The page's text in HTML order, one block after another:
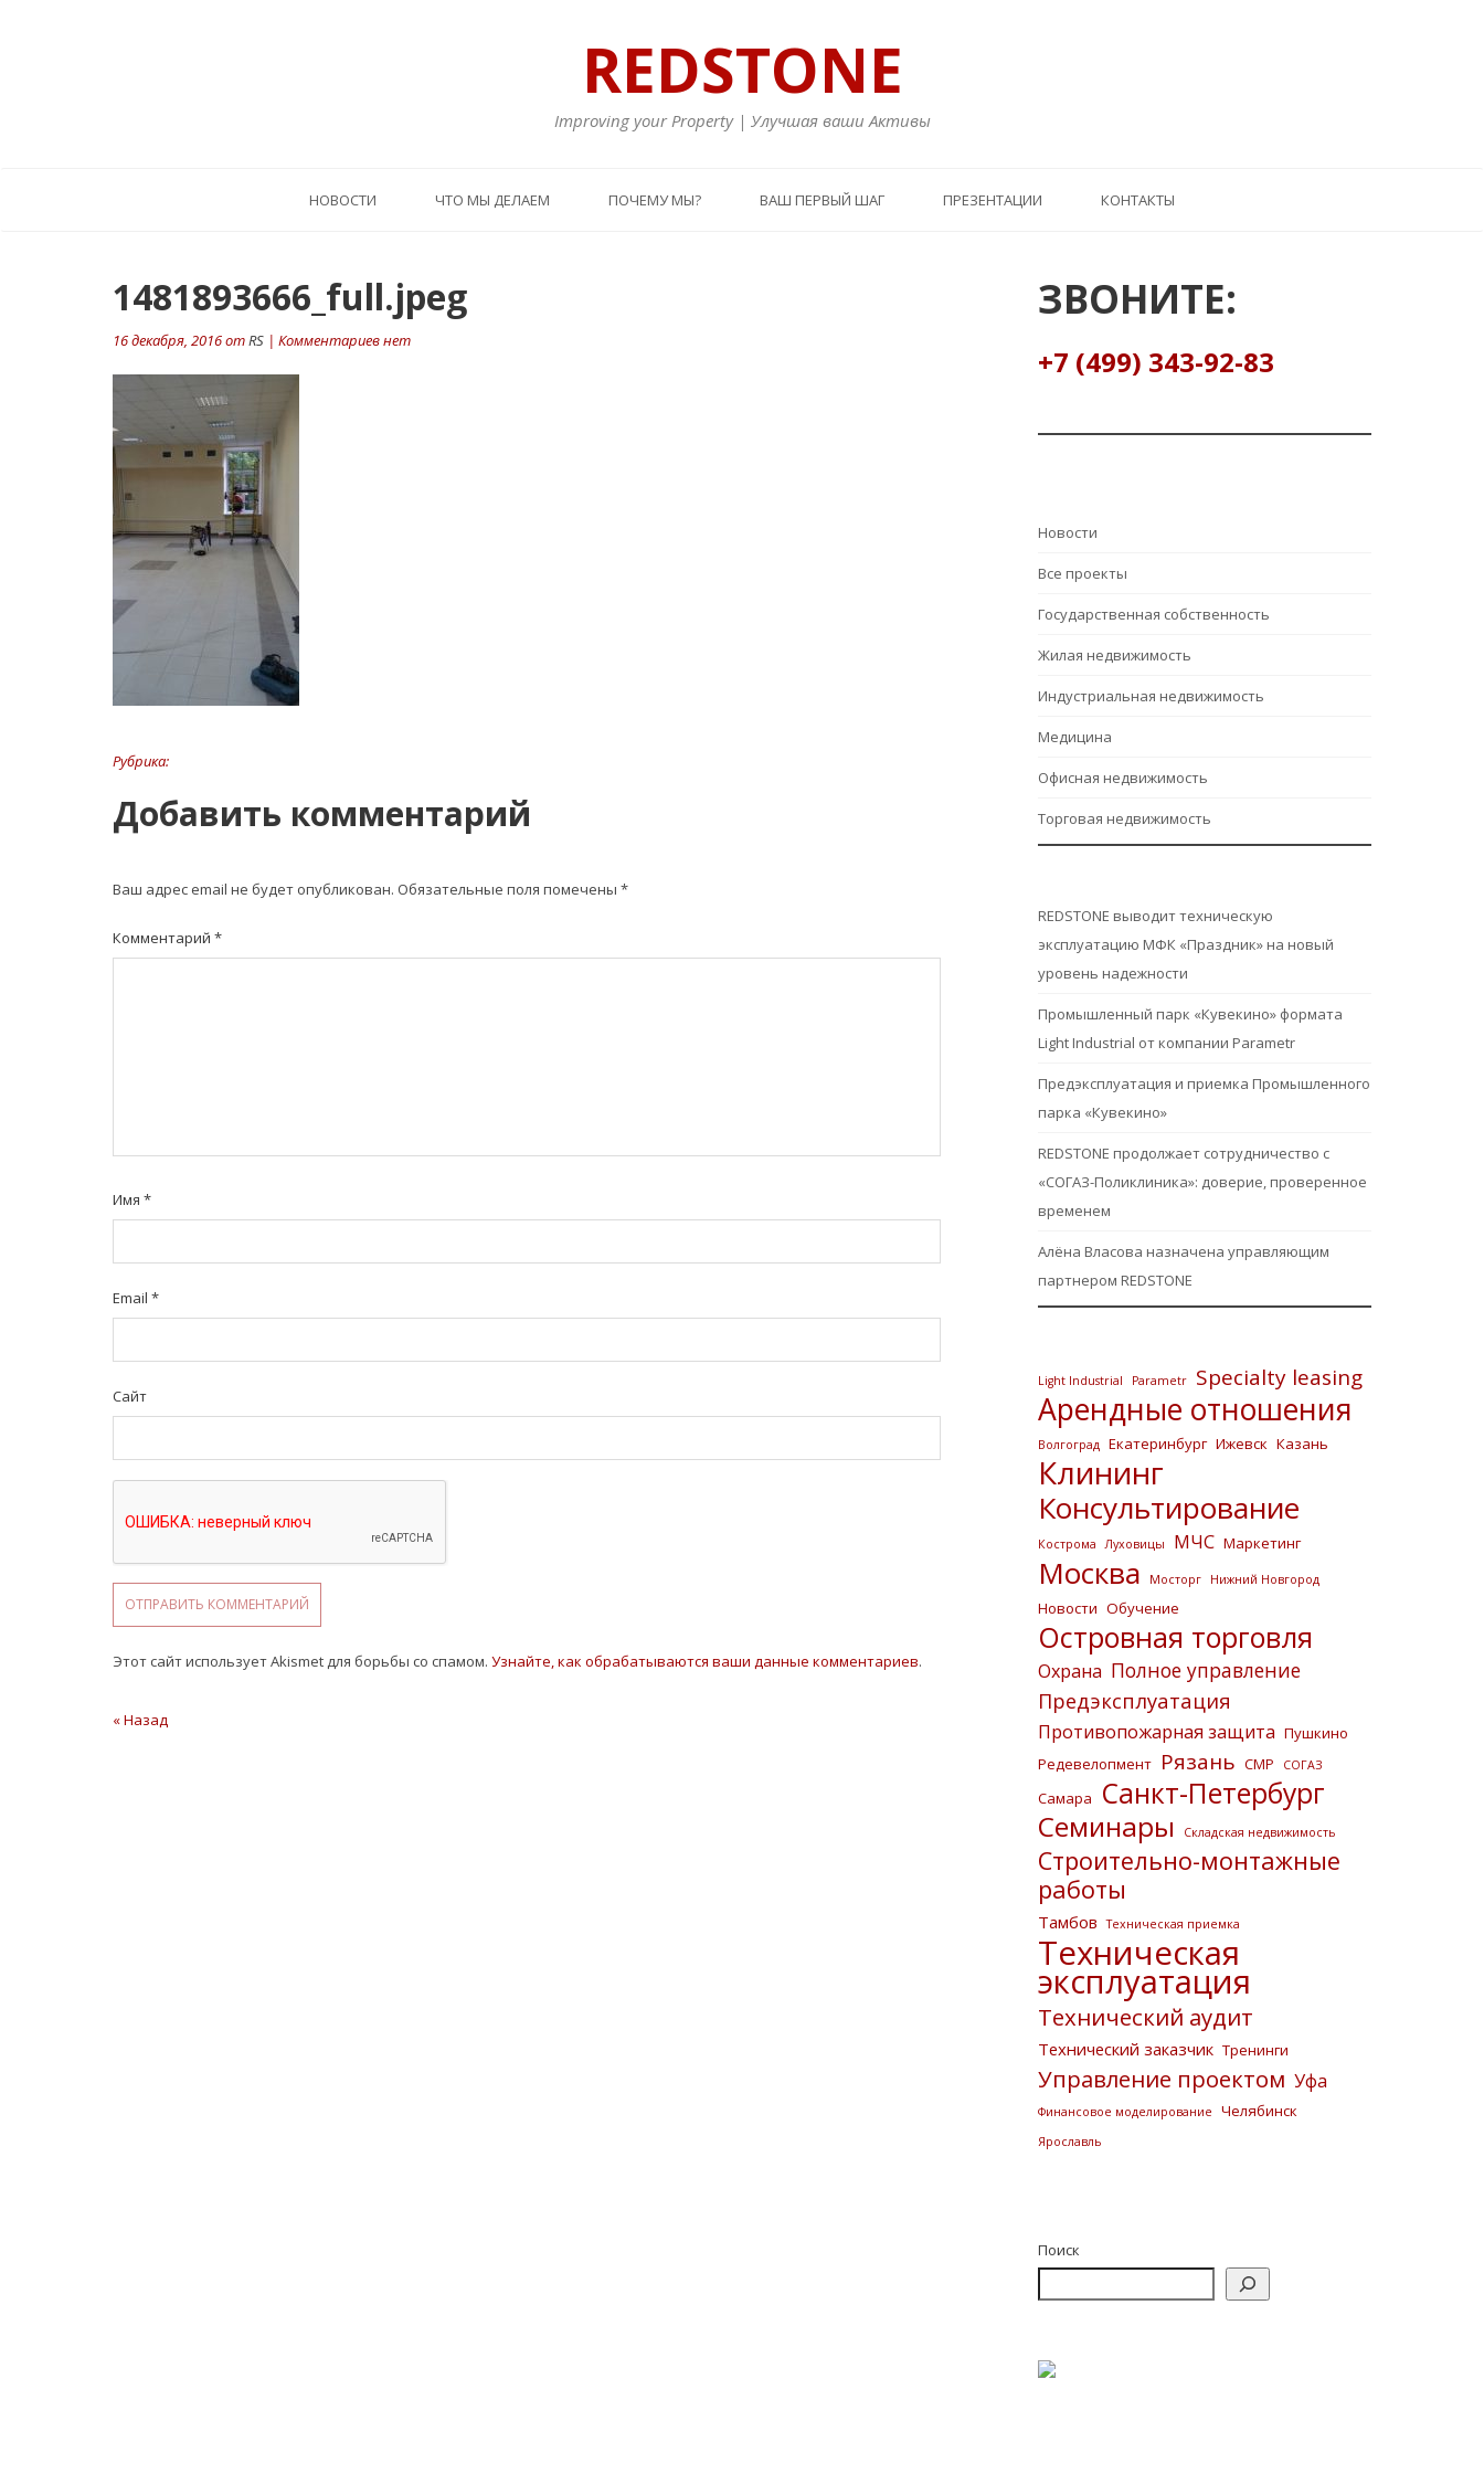
REDSTONE
Improving your Property | Улучшая ваши Активы
HОВОСТИ ЧТО МЫ ДЕЛАЕМ ПОЧЕМУ МЫ? ВАШ ПЕРВЫЙ ШАГ ПРЕЗЕНТАЦИИ КОНТАКТЫ
1481893666_full.jpeg
16 декабря, 2016 отRS | Комментариев нет
Рубрика:
Добавить комментарий
Ваш адрес email не будет опубликован. Обязательные поля помечены *
Комментарий *
Имя *
Email *
Сайт
Этот сайт использует Akismet для борьбы со спамом. Узнайте, как обрабатываются ваши данные комментариев.
Навигация
« Назад
ЗВОНИТЕ:
+7 (499) 343-92-83
Hовости
Все проекты
Государственная собственность
Жилая недвижимость
Индустриальная недвижимость
Медицина
Офисная недвижимость
Торговая недвижимость
REDSTONE выводит техническую
эксплуатацию МФК «Праздник» на новый
уровень надежности
Промышленный парк «Кувекино» формата
Light Industrial от компании Parametr
Предэксплуатация и приемка Промышленного
парка «Кувекино»
REDSTONE продолжает сотрудничество с
«СОГАЗ-Поликлиника»: доверие, проверенное
временем
Алёна Власова назначена управляющим
партнером REDSTONE
Light Industrial Parametr Specialty leasing
Арендные отношения
Волгоград Екатеринбург Ижевск Казань
Клининг
Консультирование
Кострома Луховицы МЧС Маркетинг
Москва Мосторг Нижний Новгород
Новости Обучение
Островная торговля
Охрана Полное управление
Предэксплуатация
Противопожарная защита Пушкино
Редевелопмент Рязань СМР СОГАЗ
Самара
Санкт-Петербург
Семинары
Складская недвижимость
Строительно-монтажные
работы
Тамбов Техническая приемка
Техническая
эксплуатация
Технический аудит
Технический заказчик Тренинги
Управление проектом Уфа
Финансовое моделирование Челябинск
Ярославль
Поиск